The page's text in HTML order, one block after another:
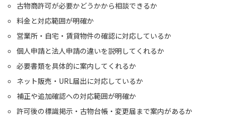
古物商許可が必要かどうかから相談できるか
料金と対応範囲が明確か
営業所・自宅・賃貸物件の確認に対応しているか
個人申請と法人申請の違いを説明してくれるか
必要書類を具体的に案内してくれるか
ネット販売・URL届出に対応しているか
補正や追加確認への対応範囲が明確か
許可後の標識掲示・古物台帳・変更届まで案内があるか